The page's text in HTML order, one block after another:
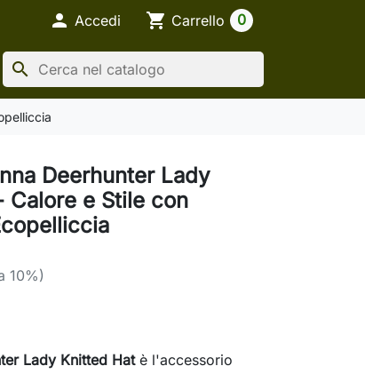
 Accedi shopping_cart Carrello 0
search
Deerhunter Lady
Calore e Stile con
10%)
Lady Knitted Hatè l'accessorio